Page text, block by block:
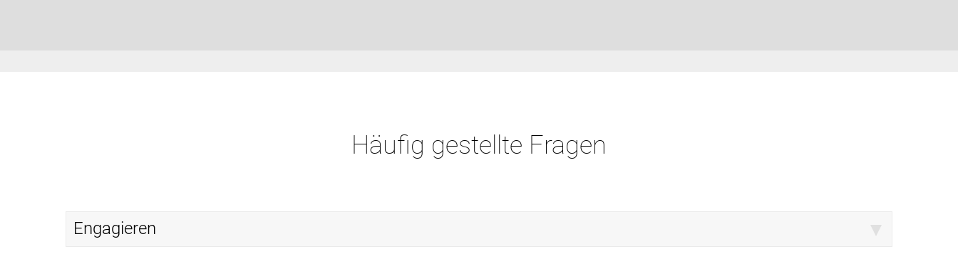
Häufig gestellte Fragen
Engagieren